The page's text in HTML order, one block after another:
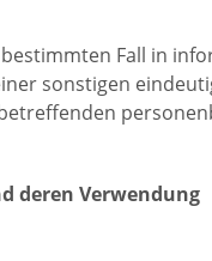
Fall in
sonstigen
deren Verwendung